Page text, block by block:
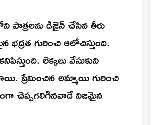
పాత్రలను డిజైన్ చేసిన తీరు
గురించి ఆలోచిస్తుంది.
లెక్కలు వేసుకుని
ప్రేమించిన అమ్మాయి గురించి
చెప్పగలిగినవాడే నిజమైన